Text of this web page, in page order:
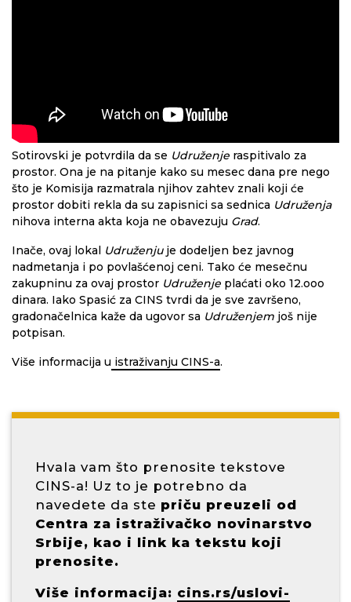
Sotirovski je potvrdila da se Udruženje raspitivalo za
prostor. Ona je na pitanje kako su mesec dana pre nego
što je Komisija razmatrala njihov zahtev znali koji će
prostor dobiti rekla da su zapisnici sa sednica Udruženja
nihova interna akta koja ne obavezuju Grad.
Inače, ovaj lokal Udruženjuje dodeljen bez javnog
nadmetanja i po povlašćenoj ceni. Tako će mesečnu
zakupninu za ovaj prostor Udruženje plaćati oko 12.ooo
dinara. Iako Spasić za CINS tvrdi da je sve završeno,
gradonačelnica kaže da ugovor sa Udruženjem još nije
potpisan.
Više informacija u istraživanju CINS-a.
Hvala vam što prenosite tekstove
CINS-a! Uz to je potrebno da
navedete da ste priču preuzeli od
Centra za istraživačko novinarstvo
Srbije, kao i link ka tekstu koji
prenosite.
Više informacija: cins.rs/uslovi-